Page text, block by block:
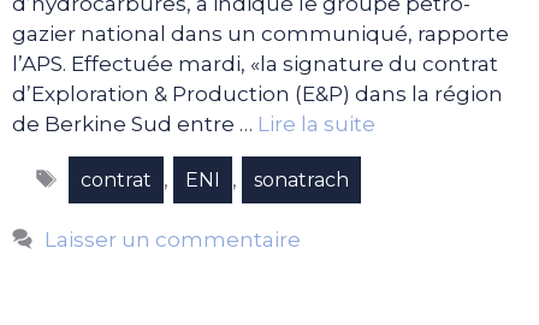
gazier national dans un communiqué, rapporte
l’APS. Effectuée mardi, «la signature du contrat
d’Exploration & Production (E&P) dans la région
de Berkine Sud entre … Lire la suite
Étiquettes
contrat , ENI , sonatrach
Laisser un commentaire